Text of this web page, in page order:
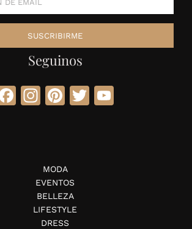
Seguinos
Facebook
Instagram
Pinterest
Twitter
MODA
EVENTOS
BELLEZA
LIFESTYLE
DRESS